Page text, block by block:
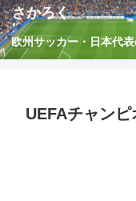
さかろく
欧州サッカー・日本代
UEFAチャン